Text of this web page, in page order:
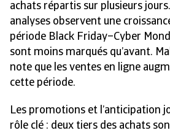
achats répartis sur plusieurs
analyses observent une
période Black Friday–Cyber
sont moins marqués qu’avant.
note que les ventes en ligne
cette période.
Les promotions et l’anticipation
rôle clé : deux tiers des achats